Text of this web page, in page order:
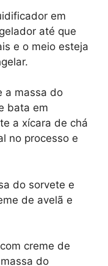
em
até que
e o meio esteja
a massa do
bata em
a xícara de chá
no processo e
do sorvete e
de avelã e
creme de
do